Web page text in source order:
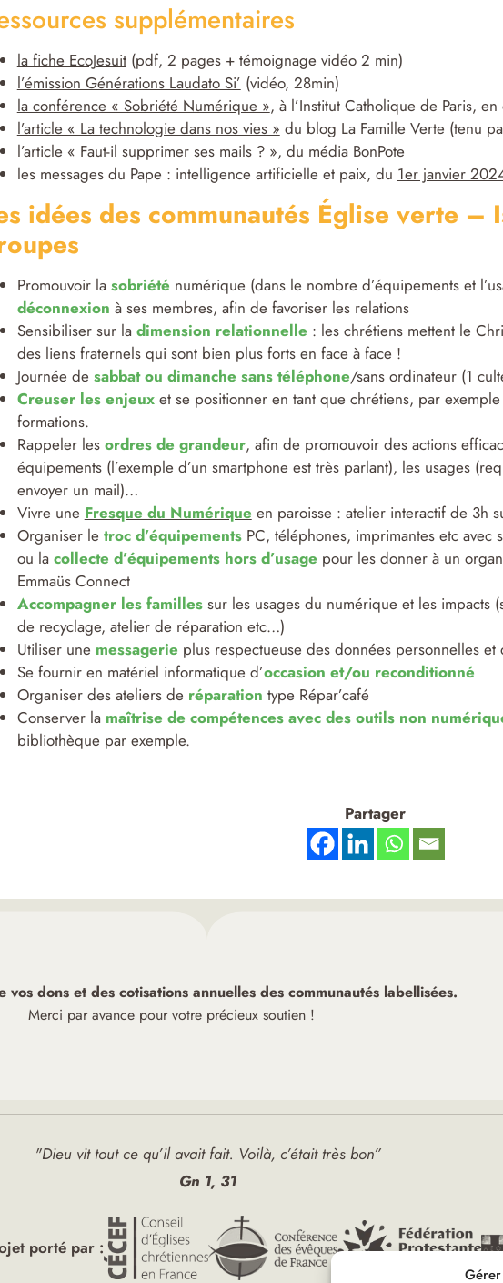
supplémentaires
la fiche EcoJesuit(pdf, 2 pages + témoignage vidéo 2 min)
l’émission Générations Laudato Si’ (vidéo, 28min)
la conférence « Sobriété Numérique », à l’Institut Catholique de Paris,
l’article « La technologie dans nos vies » du blog La Famille Verte (tenu
l’article « Faut-il supprimer ses mails ? », du média BonPote
les messages du Pape : intelligence artificielle et paix, du 1er janvier
idées des communautés Église verte –
Promouvoir la sobriété numérique (dans le nombre d’équipements et
déconnexion à ses membres, afin de favoriser les relations
Sensibiliser sur la dimension relationnelle : les chrétiens mettent le
des liens fraternels qui sont bien plus forts en face à face !
Journée de sabbat ou dimanche sans téléphone/sans ordinateur (1
Creuser les enjeuxet se positionner en tant que chrétiens, par
formations.
Rappeler les ordres de grandeur, afin de promouvoir des actions
équipements (l’exemple d’un smartphone est très parlant), les usages
envoyer un mail)…
Vivre une Fresque du Numérique en paroisse : atelier interactif de 3h
Organiser le troc d’équipementsPC, téléphones, imprimantes etc avec
ou la collecte d’équipements hors d’usage pour les donner à un
Emmaüs Connect
Accompagner les famillessur les usages du numérique et les impacts
de recyclage, atelier de réparation etc…)
Utiliser une messagerie plus respectueuse des données personnelles et
Se fournir en matériel informatique d’occasion et/ou reconditionné
Organiser des ateliers de réparation type Répar’café
Conserver la maîtrise de compétences avec des outils non
bibliothèque par exemple.
Partager
vos dons et des cotisations annuelles des communautés labellisées.
Merci par avance pour votre précieux soutien !
"Dieu vit tout ce qu’il avait fait. Voilà, c’était très bon”
Gn 1, 31
porté par :